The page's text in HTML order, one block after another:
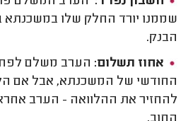
שממנו יורד החלק שלו במשכנתא
הבנק.
אחוז תשלום:
החודשי של המשכנתא, אבל אם
להחזיר את ההלוואה - הערב